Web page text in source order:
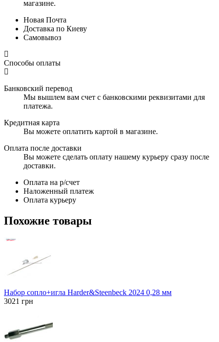
магазине.
Новая Почта
Доставка по Киеву
Самовывоз
Способы оплаты
Банковский перевод
Мы вышлем вам счет с банковскими реквизитами для
платежа.
Кредитная карта
Вы можете оплатить картой в магазине.
Оплата после доставки
Вы можете сделать оплату нашему курьеру сразу после
доставки.
Оплата на р/счет
Наложенный платеж
Оплата курьеру
Похожие товары
Набор сопло+игла Harder&Steenbeck 2024 0,28 мм
3021 грн